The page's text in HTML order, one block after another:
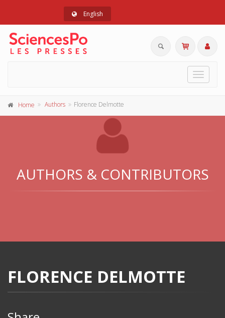
English
Toggle
Home Authors Florence Delmotte
AUTHORS & CONTRIBUTORS
FLORENCE DELMOTTE